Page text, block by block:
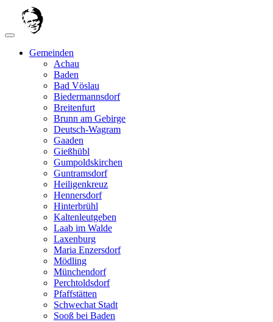
Gemeinden
Achau
Baden
Bad Vöslau
Biedermannsdorf
Breitenfurt
Brunn am Gebirge
Deutsch-Wagram
Gaaden
Gießhübl
Gumpoldskirchen
Guntramsdorf
Heiligenkreuz
Hennersdorf
Hinterbrühl
Kaltenleutgeben
Laab im Walde
Laxenburg
Maria Enzersdorf
Mödling
Münchendorf
Perchtoldsdorf
Pfaffstätten
Schwechat Stadt
Sooß bei Baden